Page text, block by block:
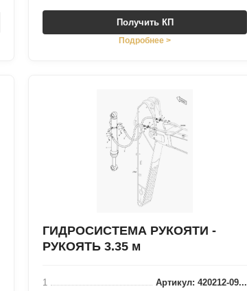
Получить КП
Подробнее >
ГИДРОСИСТЕМА РУКОЯТИ -
РУКОЯТЬ 3.35 м
1
Артикул: 420212-09...